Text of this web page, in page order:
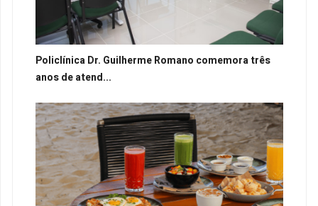
Policlínica Dr. Guilherme Romano comemora três
anos de atend...